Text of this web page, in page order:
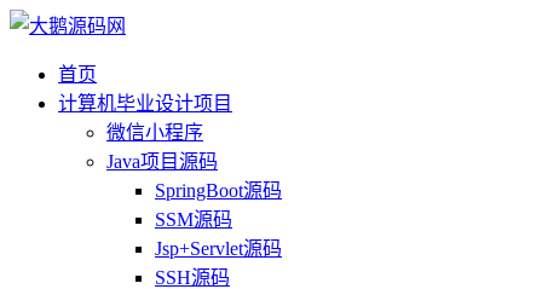
首页
计算机毕业设计项目
微信小程序
Java项目源码
SpringBoot源码
SSM源码
Jsp+Servlet源码
SSH源码